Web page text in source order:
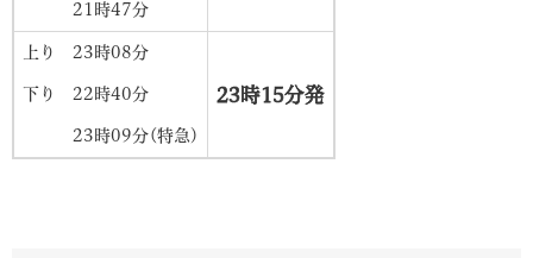
21時47分
上り 23時08分
下り 22時40分
23時09分(特急)
23時15分発